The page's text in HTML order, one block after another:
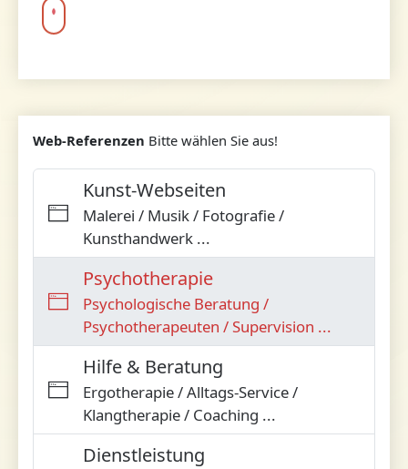
Web-Referenzen Bitte wählen Sie aus!
Kunst-Webseiten
Malerei / Musik / Fotografie /
Kunsthandwerk ...
Psychotherapie
Psychologische Beratung /
Psychotherapeuten / Supervision ...
Hilfe & Beratung
Ergotherapie / Alltags-Service /
Klangtherapie / Coaching ...
Dienstleistung